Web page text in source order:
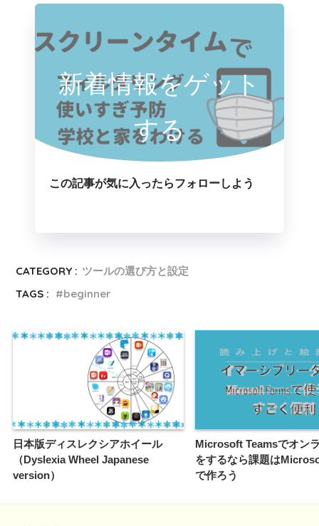
新着情報をゲット
する
この記事が気に入ったらフォローしよう
CATEGORY : ツールの選び方と設定
TAGS :
beginner
日本版ディスレクシアホイール
（Dyslexia Wheel Japanese
version）
Microsoft Teamsでオン
をするなら課題は
で作ろう